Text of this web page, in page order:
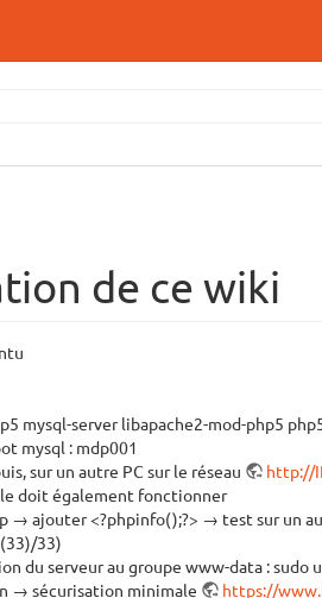
de ce wiki
mysql-server libapache2-mod-php5
mysql : mdp001
sur un autre PC sur le réseau
http://
doit également fonctionner
→ ajouter <?phpinfo();?> → test sur un
33)
du serveur au groupe www-data : sudo
→ sécurisation minimale
https://